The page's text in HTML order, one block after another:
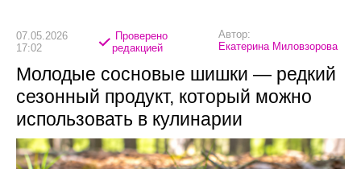
07.05.2026
17:02
Проверено
редакцией
Автор:
Екатерина Миловзорова
Молодые сосновые шишки — редкий
сезонный продукт, который можно
использовать в кулинарии